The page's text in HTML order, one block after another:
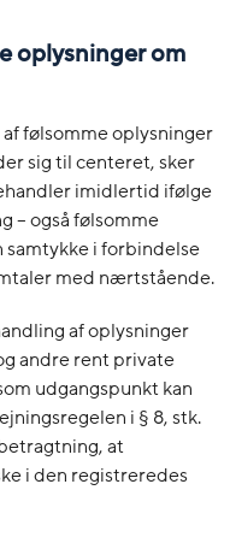
oplysninger om
følsomme oplysninger
sig til centeret, sker
imidlertid ifølge
– også følsomme
i forbindelse
med nærtstående.
af oplysninger
andre rent private
udgangspunkt kan
i § 8, stk.
at
i den registreredes